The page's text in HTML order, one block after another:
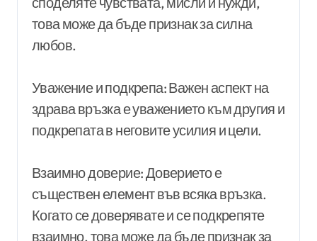
това може да бъде признак за силна
любов.
Уважение и подкрепа: Важен аспект на
здрава връзка е уважението към другия и
подкрепата в неговите усилия и цели.
Взаимно доверие: Доверието е
съществен елемент във всяка връзка.
Когато се доверявате и се подкрепяте
взаимно, това може да бъде признак за